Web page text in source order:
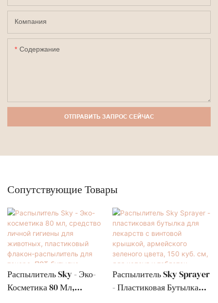
Компания
Содержание
ОТПРАВИТЬ ЗАПРОС СЕЙЧАС
Сопутствующие Товары
Распылитель Sky - Эко-
Косметика 80 Мл,
Распылитель Sky Sprayer
- Пластиковая Бутылка